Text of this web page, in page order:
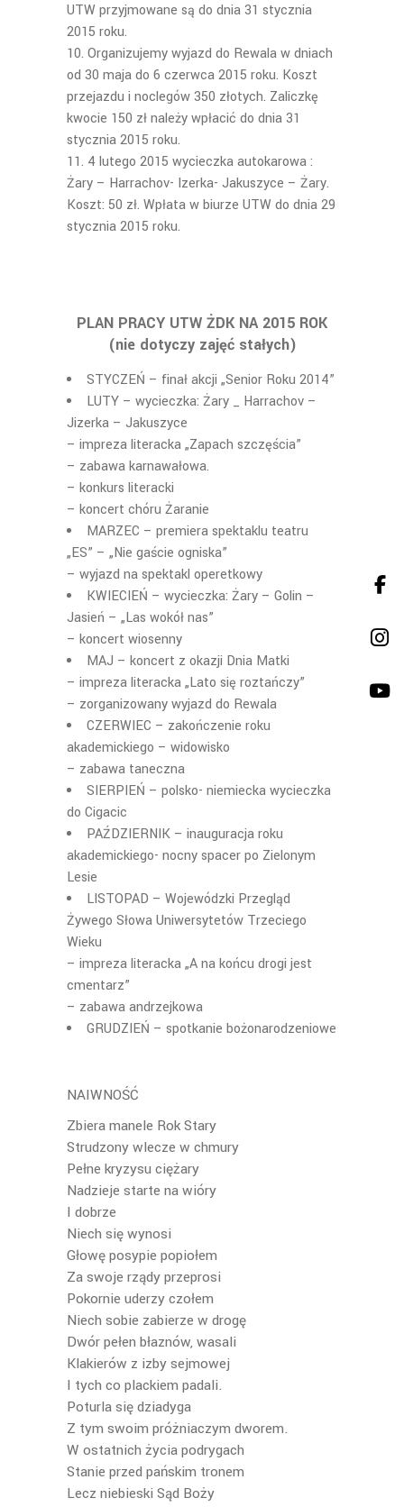
UTW przyjmowane są do dnia 31 stycznia
2015 roku.
Organizujemy wyjazd do Rewala w dniach
od 30 maja do 6 czerwca 2015 roku. Koszt
przejazdu i noclegów 350 złotych. Zaliczkę
kwocie 150 zł należy wpłacić do dnia 31
stycznia 2015 roku.
4 lutego 2015 wycieczka autokarowa :
Żary – Harrachov- Izerka- Jakuszyce – Żary.
Koszt: 50 zł. Wpłata w biurze UTW do dnia 29
stycznia 2015 roku.
PLAN PRACY UTW ŻDK NA 2015 ROK
(nie dotyczy zajęć stałych)
STYCZEŃ – finał akcji „Senior Roku 2014”
LUTY – wycieczka: Żary _ Harrachov –
Jizerka – Jakuszyce
– impreza literacka „Zapach szczęścia”
– zabawa karnawałowa.
– konkurs literacki
– koncert chóru Żaranie
MARZEC – premiera spektaklu teatru
„ES” – „Nie gaście ogniska”
– wyjazd na spektakl operetkowy
KWIECIEŃ – wycieczka: Żary – Golin –
Jasień – „Las wokół nas”
– koncert wiosenny
MAJ – koncert z okazji Dnia Matki
– impreza literacka „Lato się roztańczy”
– zorganizowany wyjazd do Rewala
CZERWIEC – zakończenie roku
akademickiego – widowisko
– zabawa taneczna
SIERPIEŃ – polsko- niemiecka wycieczka
do Cigacic
PAŹDZIERNIK – inauguracja roku
akademickiego- nocny spacer po Zielonym
Lesie
LISTOPAD – Wojewódzki Przegląd
Żywego Słowa Uniwersytetów Trzeciego
Wieku
– impreza literacka „A na końcu drogi jest
cmentarz”
– zabawa andrzejkowa
GRUDZIEŃ – spotkanie bożonarodzeniowe
NAIWNOŚĆ
Zbiera manele Rok Stary
Strudzony wlecze w chmury
Pełne kryzysu ciężary
Nadzieje starte na wióry
I dobrze
Niech się wynosi
Głowę posypie popiołem
Za swoje rządy przeprosi
Pokornie uderzy czołem
Niech sobie zabierze w drogę
Dwór pełen błaznów, wasali
Klakierów z izby sejmowej
I tych co plackiem padali.
Poturla się dziadyga
Z tym swoim próżniaczym dworem.
W ostatnich życia podrygach
Stanie przed pańskim tronem
Lecz niebieski Sąd Boży